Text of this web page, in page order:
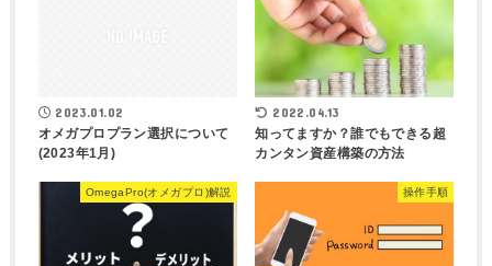
2023.01.02
オメガプロプラン選択について
(2023年1月)
2022.04.13
知ってますか？誰でもできる超
カンタン資産構築の方法
OmegaPro(オメガプロ)解説 操作手順